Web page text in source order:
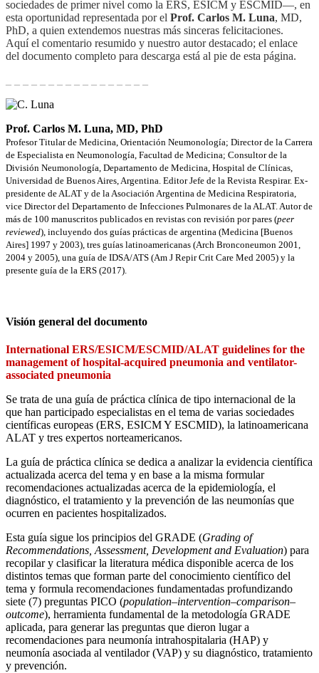
sociedades de primer nivel como la ERS, ESICM y ESCMID—, en
esta oportunidad representada por el Prof. Carlos M. Luna, MD,
PhD, a quien extendemos nuestras más sinceras felicitaciones.
Aquí el comentario resumido y nuestro autor destacado; el enlace
del documento completo para descarga está al pie de esta página.
Prof. Carlos M. Luna, MD, PhD
Profesor Titular de Medicina, Orientación Neumonología; Director de la Carrera
de Especialista en Neumonología, Facultad de Medicina; Consultor de la
División Neumonología, Departamento de Medicina, Hospital de Clínicas,
Universidad de Buenos Aires, Argentina. Editor Jefe de la Revista Respirar. Ex-
presidente de ALAT y de la Asociación Argentina de Medicina Respiratoria,
vice Director del Departamento de Infecciones Pulmonares de la ALAT. Autor de
más de 100 manuscritos publicados en revistas con revisión por pares (peer
reviewed), incluyendo dos guías prácticas de argentina (Medicina [Buenos
Aires] 1997 y 2003), tres guías latinoamericanas (Arch Bronconeumon 2001,
2004 y 2005), una guía de IDSA/ATS (Am J Repir Crit Care Med 2005) y la
presente guía de la ERS (2017).
Visión general del documento
International ERS/ESICM/ESCMID/ALAT guidelines for the
management of hospital-acquired pneumonia and ventilator-
associated pneumonia
Se trata de una guía de práctica clínica de tipo internacional de la
que han participado especialistas en el tema de varias sociedades
científicas europeas (ERS, ESICM Y ESCMID), la latinoamericana
ALAT y tres expertos norteamericanos.
La guía de práctica clínica se dedica a analizar la evidencia científica
actualizada acerca del tema y en base a la misma formular
recomendaciones actualizadas acerca de la epidemiología, el
diagnóstico, el tratamiento y la prevención de las neumonías que
ocurren en pacientes hospitalizados.
Esta guía sigue los principios del GRADE (Grading of
Recommendations, Assessment, Development and Evaluation) para
recopilar y clasificar la literatura médica disponible acerca de los
distintos temas que forman parte del conocimiento científico del
tema y formula recomendaciones fundamentadas profundizando
siete (7) preguntas PICO (population–intervention–comparison–
outcome), herramienta fundamental de la metodología GRADE
aplicada, para generar las preguntas que dieron lugar a
recomendaciones para neumonía intrahospitalaria (HAP) y
neumonía asociada al ventilador (VAP) y su diagnóstico, tratamiento
y prevención.